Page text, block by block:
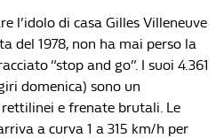
l’idolo di casa Gilles Villeneuve
del 1978, non ha mai perso la
“stop and go”. I suoi 4.361
domenica) sono un
e frenate brutali. Le
a curva 1 a 315 km/h per